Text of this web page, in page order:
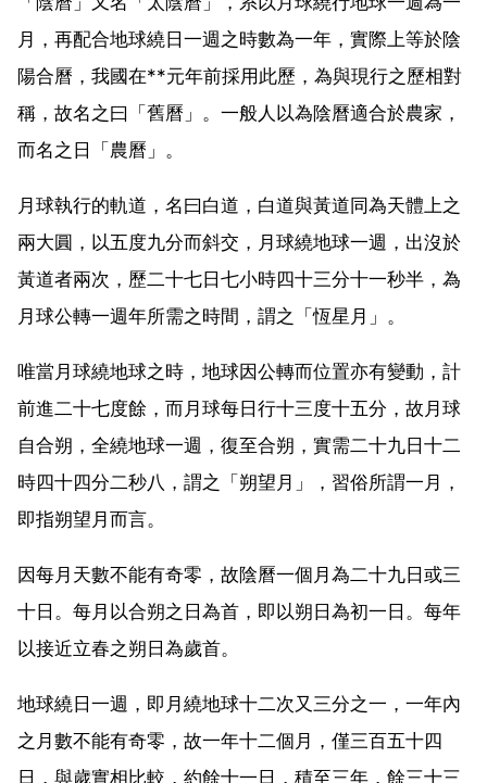
月，再配合地球繞日一週之時數為一年，實際上等於陰
陽合曆，我國在**元年前採用此歷，為與現行之歷相對
稱，故名之曰「舊曆」。一般人以為陰曆適合於農家，
而名之日「農曆」。
月球執行的軌道，名曰白道，白道與黃道同為天體上之
兩大圓，以五度九分而斜交，月球繞地球一週，出沒於
黃道者兩次，歷二十七日七小時四十三分十一秒半，為
月球公轉一週年所需之時間，謂之「恆星月」。
唯當月球繞地球之時，地球因公轉而位置亦有變動，計
前進二十七度餘，而月球每日行十三度十五分，故月球
自合朔，全繞地球一週，復至合朔，實需二十九日十二
時四十四分二秒八，謂之「朔望月」，習俗所謂一月，
即指朔望月而言。
因每月天數不能有奇零，故陰曆一個月為二十九日或三
十日。每月以合朔之日為首，即以朔日為初一日。每年
以接近立春之朔日為歲首。
地球繞日一週，即月繞地球十二次又三分之一，一年內
之月數不能有奇零，故一年十二個月，僅三百五十四
日，與歲實相比較，約餘十一日，積至三年，餘三十三